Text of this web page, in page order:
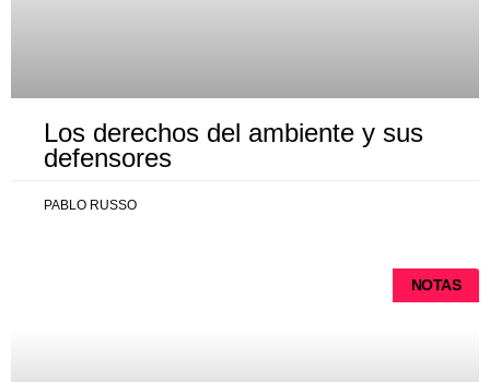
Los derechos del ambiente y sus
defensores
PABLO RUSSO
NOTAS